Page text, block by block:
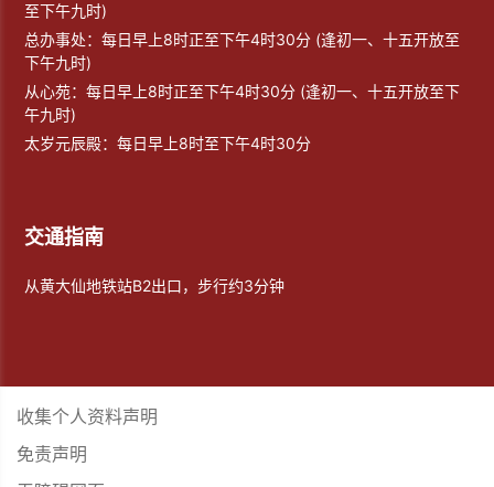
至下午九时)
总办事处：每日早上8时正至下午4时30分 (逢初一、十五开放至
下午九时)
从心苑：每日早上8时正至下午4时30分 (逢初一、十五开放至下
午九时)
太岁元辰殿：每日早上8时至下午4时30分
交通指南
从黄大仙地铁站B2出口，步行约3分钟
收集个人资料声明
免责声明